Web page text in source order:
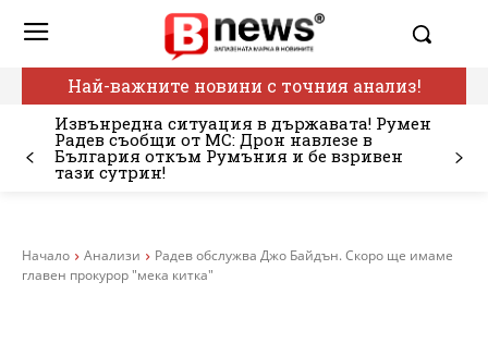
Най-важните новини с точния анализ!
Извънредна ситуация в държавата! Румен
Радев съобщи от МС: Дрон навлезе в
България откъм Румъния и бе взривен
тази сутрин!
Начало Анализи
Радев обслужва Джо Байдън. Скоро ще имаме
главен прокурор "мека китка"